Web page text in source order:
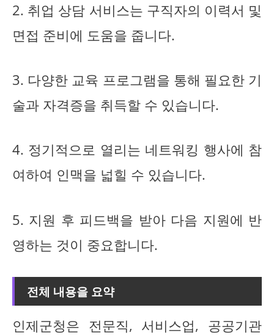
2. 취업 상담 서비스는 구직자의 이력서 및
면접 준비에 도움을 줍니다.
3. 다양한 교육 프로그램을 통해 필요한 기
술과 자격증을 취득할 수 있습니다.
4. 정기적으로 열리는 네트워킹 행사에 참
여하여 인맥을 넓힐 수 있습니다.
5. 지원 후 피드백을 받아 다음 지원에 반
영하는 것이 중요합니다.
전체 내용을 요약
인제군청은 전문직, 서비스업, 공공기관